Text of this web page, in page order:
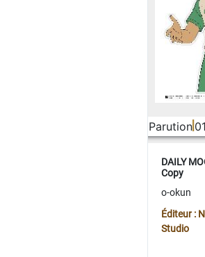
Parution
DAILY
Copy
o-okun
Éditeur :
Studio